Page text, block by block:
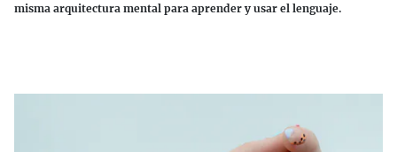
misma arquitectura mental para aprender y usar el lenguaje.